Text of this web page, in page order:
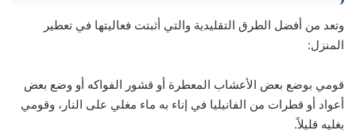
وتعد من أفضل الطرق التقليدية والتي أثبتت فعاليتها في تعطير
المنزل:
قومي بوضع بعض الأعشاب المعطرة أو قشور الفواكه أو وضع بعض
أعواد أو قطرات من الفانيليا في إناء به ماء مغلي على النار، وقومي
بغليه قليلاً.